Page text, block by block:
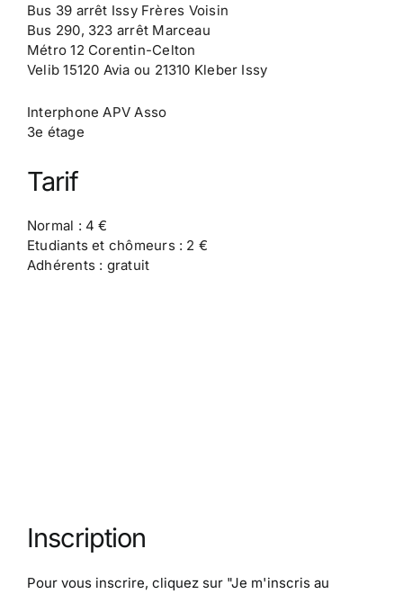
Bus 39 arrêt Issy Frères Voisin
Bus 290, 323 arrêt Marceau
Métro 12 Corentin-Celton
Velib 15120 Avia ou 21310 Kleber Issy
Interphone APV Asso
3e étage
Tarif
Normal : 4 €
Etudiants et chômeurs : 2 €
Adhérents : gratuit
Inscription
Pour vous inscrire, cliquez sur "Je m'inscris au